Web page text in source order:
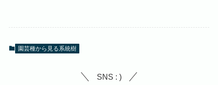
園芸種から見る系統樹
SNS : )